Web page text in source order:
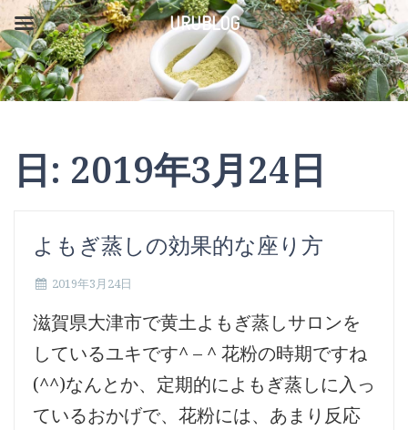
コ
ン
テ
ン
日: 2019年3月24日
よもぎ蒸しの効果的な座り方
2019年3月24日
滋賀県大津市で黄土よもぎ蒸しサロンを
しているユキです^ – ^ 花粉の時期ですね
(^^)なんとか、定期的によもぎ蒸しに入っ
ているおかげで、花粉には、あまり反応
URUBLOG